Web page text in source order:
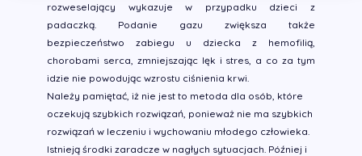
rozweselający wykazuje w przypadku dzieci z
padaczką. Podanie gazu zwiększa także
bezpieczeństwo zabiegu u dziecka z hemofilią,
chorobami serca, zmniejszając lęk i stres, a co za tym
idzie nie powodując wzrostu ciśnienia krwi.
Należy pamiętać, iż nie jest to metoda dla osób, które
oczekują szybkich rozwiązań, ponieważ nie ma szybkich
rozwiązań w leczeniu i wychowaniu młodego człowieka.
Istnieją środki zaradcze w nagłych sytuacjach. Później i